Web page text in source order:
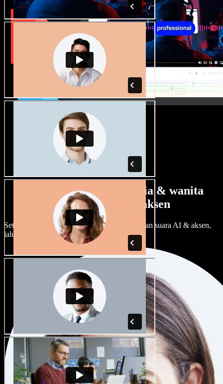
Banyak pilihan suara pria & wanita
dengan berbagai aksen
Setiap proyek bisa terdengar beda. Pilih ratusan suara AI & aksen,
lalu sesuaikan sesuka Anda.